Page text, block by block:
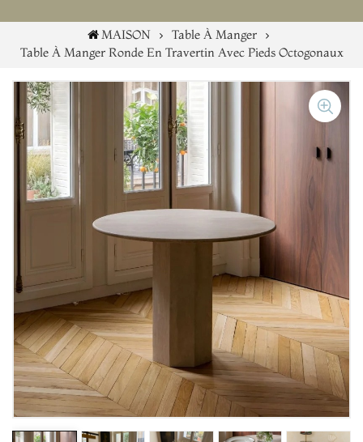
MAISON
Table À Manger
Table À Manger Ronde En Travertin Avec Pieds Octogonaux